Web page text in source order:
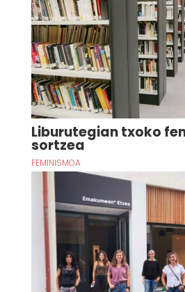
Liburutegian txoko
sortzea
FEMINISMOA